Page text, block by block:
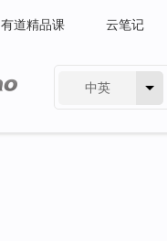
有道精品课 云笔记
中英